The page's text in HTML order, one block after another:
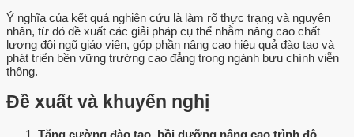
Ý nghĩa của kết quả nghiên cứu là làm rõ thực trạng và nguyên
nhân, từ đó đề xuất các giải pháp cụ thể nhằm nâng cao chất
lượng đội ngũ giáo viên, góp phần nâng cao hiệu quả đào tạo và
phát triển bền vững trường cao đẳng trong ngành bưu chính viễn
thông.
Đề xuất và khuyến nghị